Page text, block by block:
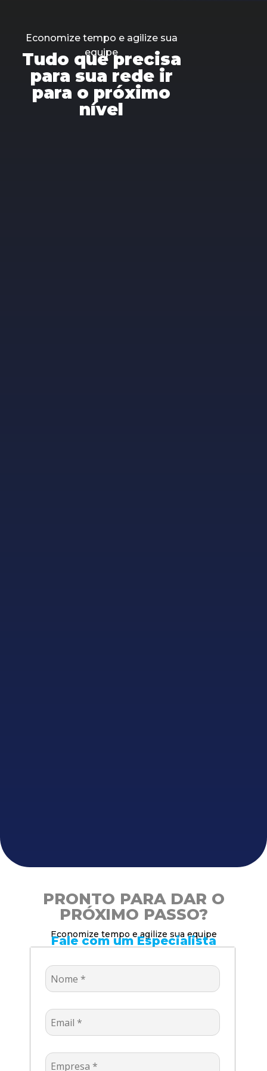
Economize tempo e agilize sua
equipe
Tudo que precisa
para sua rede ir
para o próximo
nível
PRONTO PARA DAR O
PRÓXIMO PASSO?
Economize tempo e agilize sua equipe
Fale com um Especialista